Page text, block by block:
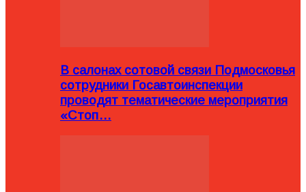
В салонах сотовой связи Подмосковья
сотрудники Госавтоинспекции
проводят тематические мероприятия
«Стоп…